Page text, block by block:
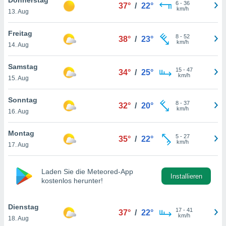
oder
Partner
es uns
das
der
Profil zu
Ihnen
finden
. Sie
jederzeit
Sie
13. Aug
37° / 22° 6- 36
km/h
Freitag
14. Aug
38° / 23° 8- 52
km/h
Samstag
15. Aug
34° / 25° 15- 47
km/h
Sonntag
16. Aug
32° / 20° 8- 37
km/h
Montag
17. Aug
35° / 22° 5- 27
km/h
Laden Sie die Meteored-App
kostenlos herunter!
Installieren
Dienstag
18. Aug
37° / 22° 17- 41
km/h